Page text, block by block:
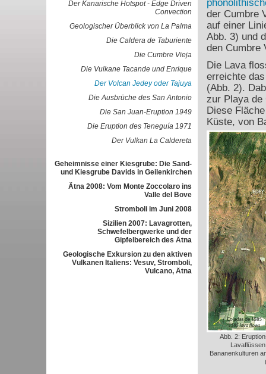
Der Kanarische Hotspot - Edge Driven
Convection
Geologischer Überblick von La Palma
Die Caldera de Taburiente
Die Cumbre Vieja
Die Vulkane Tacande und Enrique
Der Volcan Jedey oder Tajuya
Die Ausbrüche des San Antonio
Die San Juan-Eruption 1949
Die Eruption des Teneguía 1971
Der Vulkan La Caldereta
Geheimnisse einer Kiesgrube: Die Sand-
und Kiesgrube Davids in Geilenkirchen
Ätna 2008: Vom Monte Zoccolaro ins
Valle del Bove
Stromboli im Juni 2008
Sizilien 2007: Lavagrotten,
Schwefelbergwerke und der
Gipfelbereich des Ätna
Geologische Exkursion zu den aktiven
Vulkanen Italiens: Vesuv, Stromboli,
Vulcano, Ätna
der Cumbre
auf einer
Abb. 3) und
den Cumbre
Die Lava
erreichte
(Abb. 2).
zur Playa de
Diese
Küste, von
Abb. 2:
Bananenkulturen